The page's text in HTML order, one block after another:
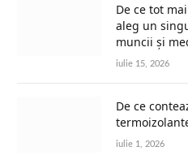
De ce tot
aleg un
muncii și
iulie 15, 2026
De ce
iulie 1, 2026